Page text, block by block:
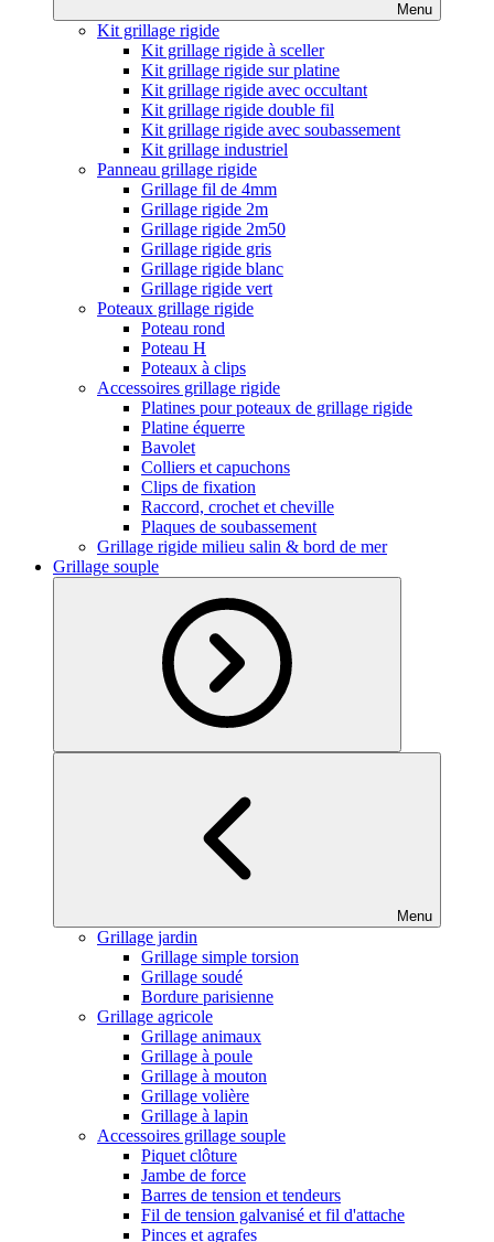
Menu
Kit grillage rigide
Kit grillage rigide à sceller
Kit grillage rigide sur platine
Kit grillage rigide avec occultant
Kit grillage rigide double fil
Kit grillage rigide avec soubassement
Kit grillage industriel
Panneau grillage rigide
Grillage fil de 4mm
Grillage rigide 2m
Grillage rigide 2m50
Grillage rigide gris
Grillage rigide blanc
Grillage rigide vert
Poteaux grillage rigide
Poteau rond
Poteau H
Poteaux à clips
Accessoires grillage rigide
Platines pour poteaux de grillage rigide
Platine équerre
Bavolet
Colliers et capuchons
Clips de fixation
Raccord, crochet et cheville
Plaques de soubassement
Grillage rigide milieu salin & bord de mer
Grillage souple
Menu
Grillage jardin
Grillage simple torsion
Grillage soudé
Bordure parisienne
Grillage agricole
Grillage animaux
Grillage à poule
Grillage à mouton
Grillage volière
Grillage à lapin
Accessoires grillage souple
Piquet clôture
Jambe de force
Barres de tension et tendeurs
Fil de tension galvanisé et fil d'attache
Pinces et agrafes